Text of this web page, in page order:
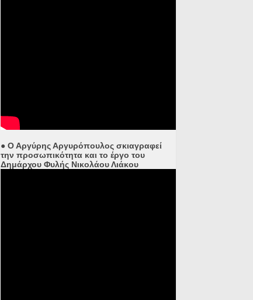
● Ο Αργύρης Αργυρόπουλος σκιαγραφεί
την προσωπικότητα και το έργο του
Δημάρχου Φυλής Νικολάου Λιάκου